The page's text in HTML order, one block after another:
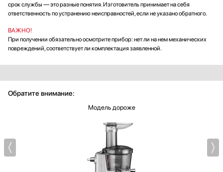
срок службы — это разные понятия. Изготовитель принимает на себя
ответственность по устранению неисправностей, если не указано обратного.
ВАЖНО!
При получении обязательно осмотрите прибор: нет ли на нем механических
повреждений, соответствует ли комплектация заявленной.
Обратите внимание:
Модель дороже